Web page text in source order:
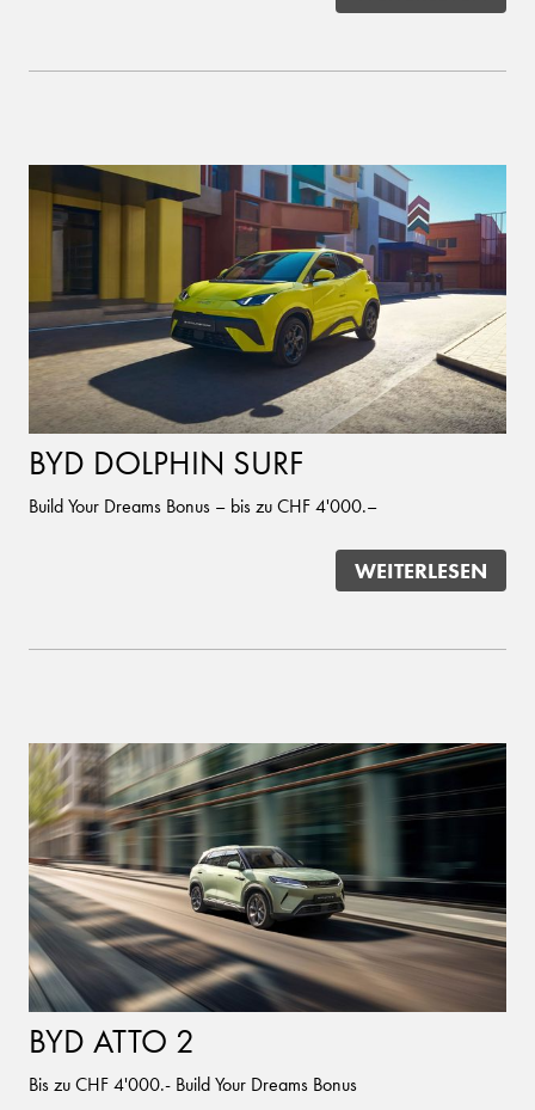
BYD DOLPHIN SURF
Build Your Dreams Bonus – bis zu CHF 4'000.–
WEITERLESEN
BYD ATTO 2
Bis zu CHF 4'000.- Build Your Dreams Bonus